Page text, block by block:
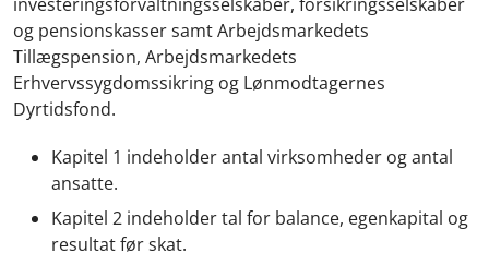
og pensionskasser samt Arbejdsmarkedets
Tillægspension, Arbejdsmarkedets
Erhvervssygdomssikring og Lønmodtagernes
Dyrtidsfond.
Kapitel 1 indeholder antal virksomheder og antal
ansatte.
Kapitel 2 indeholder tal for balance, egenkapital og
resultat før skat.